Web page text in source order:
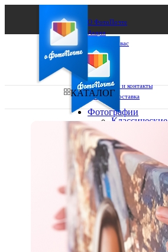
О ФотоПочте
Акции
Сделаем за вас
Бизнесу
FAQ
Франшиза
Поддержка и контакты
Оплата и доставка
Ваш город:
Ваш регион доставки
Выберите из списка:
КАТАЛОГ
Фотографии
Классические
10х15
13х18
15х15
15х20
20х20
20х30
30х30
30х40
А4
Фото